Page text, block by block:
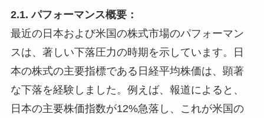
2.1. パフォーマンス概要：
最近の日本および米国の株式市場のパフォーマン
スは、著しい下落圧力の時期を示しています。日
本の株式の主要指標である日経平均株価は、顕著
な下落を経験しました。例えば、報道によると、
日本の主要株価指数が12%急落し、これが米国の